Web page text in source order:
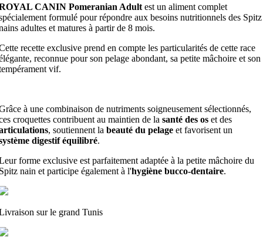
CANIN Pomeranian Adult est un aliment complet
formulé pour répondre aux besoins nutritionnels des Spitz
adultes et matures à partir de 8 mois.
recette exclusive prend en compte les particularités de cette race
reconnue pour son pelage abondant, sa petite mâchoire et son
vif.
à une combinaison de nutriments soigneusement sélectionnés,
croquettes contribuent au maintien de la santé des os et des
, soutiennent la beauté du pelage et favorisent un
digestif équilibré.
forme exclusive est parfaitement adaptée à la petite mâchoire du
nain et participe également à l'hygiène bucco-dentaire.
sur le grand Tunis